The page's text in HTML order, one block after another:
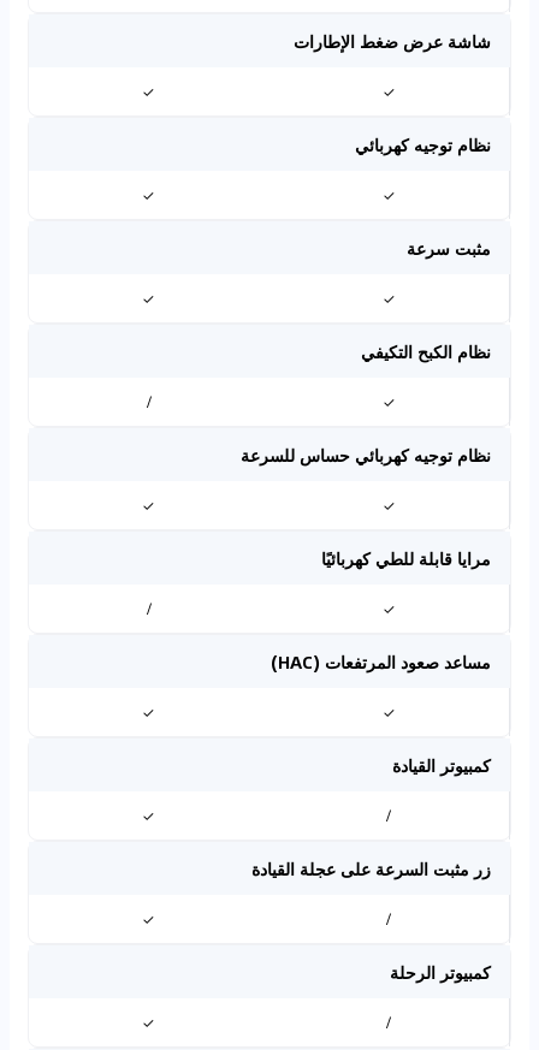
شاشة عرض ضغط الإطارات
✓
✓
نظام توجيه كهربائي
✓
✓
مثبت سرعة
✓
✓
نظام الكبح التكيفي
✓
/
نظام توجيه كهربائي حساس للسرعة
✓
✓
مرايا قابلة للطي كهربائيًا
✓
/
مساعد صعود المرتفعات (HAC)
✓
✓
كمبيوتر القيادة
/
✓
زر مثبت السرعة على عجلة القيادة
/
✓
كمبيوتر الرحلة
/
✓